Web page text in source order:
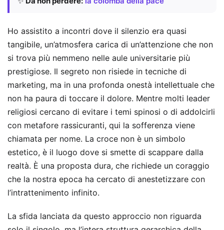
Ho assistito a incontri dove il silenzio era quasi
tangibile, un’atmosfera carica di un’attenzione che non
si trova più nemmeno nelle aule universitarie più
prestigiose. Il segreto non risiede in tecniche di
marketing, ma in una profonda onestà intellettuale che
non ha paura di toccare il dolore. Mentre molti leader
religiosi cercano di evitare i temi spinosi o di addolcirli
con metafore rassicuranti, qui la sofferenza viene
chiamata per nome. La croce non è un simbolo
estetico, è il luogo dove si smette di scappare dalla
realtà. È una proposta dura, che richiede un coraggio
che la nostra epoca ha cercato di anestetizzare con
l’intrattenimento infinito.
La sfida lanciata da questo approccio non riguarda